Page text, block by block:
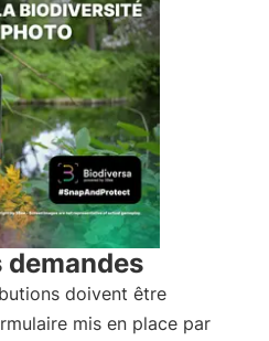
demandes
doivent être
mis en place par